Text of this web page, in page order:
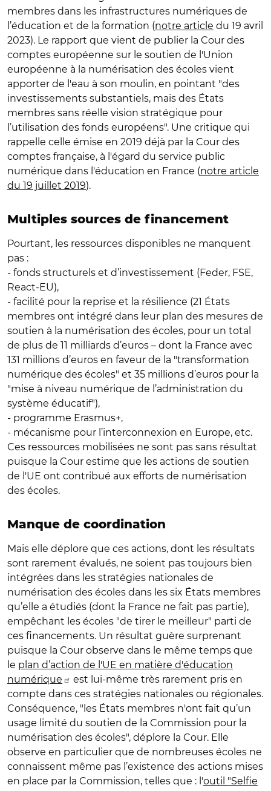
membres dans les infrastructures numériques de
l’éducation et de la formation (notre article du 19 avril
2023). Le rapport que vient de publier la Cour des
comptes européenne sur le soutien de l'Union
européenne à la numérisation des écoles vient
apporter de l'eau à son moulin, en pointant "des
investissements substantiels, mais des États
membres sans réelle vision stratégique pour
l’utilisation des fonds européens". Une critique qui
rappelle celle émise en 2019 déjà par la Cour des
comptes française, à l'égard du service public
numérique dans l'éducation en France (notre article
du 19 juillet 2019).
Multiples sources de financement
Pourtant, les ressources disponibles ne manquent
pas :
- fonds structurels et d’investissement (Feder, FSE,
React-EU),
- facilité pour la reprise et la résilience (21 États
membres ont intégré dans leur plan des mesures de
soutien à la numérisation des écoles, pour un total
de plus de 11 milliards d’euros – dont la France avec
131 millions d’euros en faveur de la "transformation
numérique des écoles" et 35 millions d’euros pour la
"mise à niveau numérique de l’administration du
système éducatif"),
- programme Erasmus+,
- mécanisme pour l’interconnexion en Europe, etc.
Ces ressources mobilisées ne sont pas sans résultat
puisque la Cour estime que les actions de soutien
de l'UE ont contribué aux efforts de numérisation
des écoles.
Manque de coordination
Mais elle déplore que ces actions, dont les résultats
sont rarement évalués, ne soient pas toujours bien
intégrées dans les stratégies nationales de
numérisation des écoles dans les six États membres
qu’elle a étudiés (dont la France ne fait pas partie),
empêchant les écoles "de tirer le meilleur" parti de
ces financements. Un résultat guère surprenant
puisque la Cour observe dans le même temps que
le plan d’action de l'UE en matière d'éducation
numérique
est lui-même très rarement pris en
compte dans ces stratégies nationales ou régionales.
Conséquence, "les États membres n'ont fait qu’un
usage limité du soutien de la Commission pour la
numérisation des écoles", déplore la Cour. Elle
observe en particulier que de nombreuses écoles ne
connaissent même pas l’existence des actions mises
en place par la Commission, telles que : l'outil "Selfie